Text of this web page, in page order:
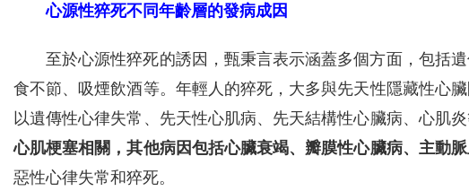
心源性猝死不同年齡層的發病成因
至於心源性猝死的誘因，甄秉言表示涵蓋多個方面，包括
食不節、吸煙飲酒等。年輕人的猝死，大多與先天性隱藏性心
以遺傳性心律失常、先天性心肌病、先天結構性心臟病、心肌炎
心肌梗塞相關，其他病因包括心臟衰竭、瓣膜性心臟病、主動脈
惡性心律失常和猝死。